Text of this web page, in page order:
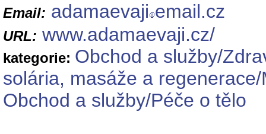
Email: adamaevaji email.cz
URL: www.adamaevaji.cz/
kategorie: Obchod a služby/
solária, masáže a
Obchod a služby/Péče o tělo